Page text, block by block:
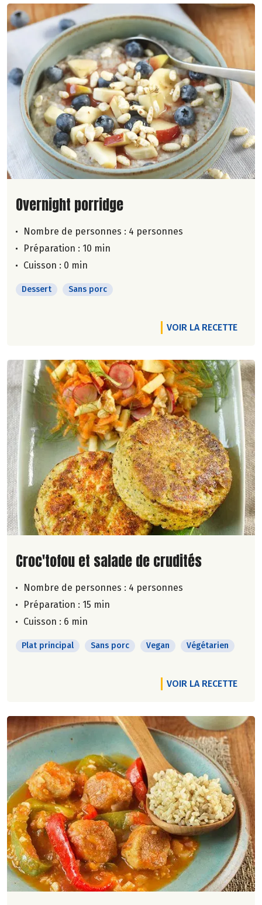
Lire la suite de la recette
Overnight porridge
Nombre de personnes : 4 personnes
Préparation : 10 min
Cuisson : 0 min
Dessert Sans porc
VOIR LA RECETTE
Lire la suite de la recette
Croc'tofou et salade de crudités
Nombre de personnes : 4 personnes
Préparation : 15 min
Cuisson : 6 min
Plat principal Sans porc Vegan Végétarien
VOIR LA RECETTE